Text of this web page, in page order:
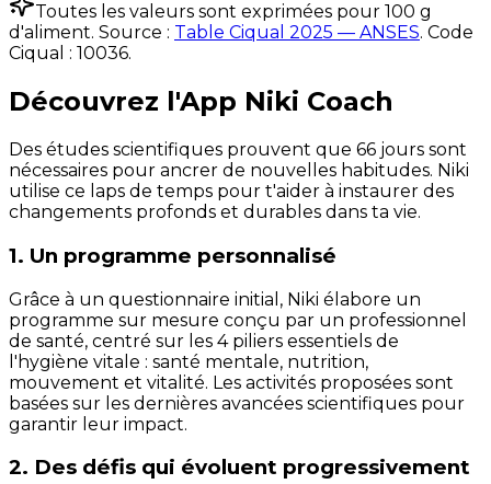
Toutes les valeurs sont exprimées pour 100 g
d'aliment. Source : Table Ciqual 2025 — ANSES. Code
Ciqual : 10036.
Découvrez l'App Niki Coach
Des études scientifiques prouvent que 66 jours sont
nécessaires pour ancrer de nouvelles habitudes. Niki
utilise ce laps de temps pour t'aider à instaurer des
changements profonds et durables dans ta vie.
1. Un programme personnalisé
Grâce à un questionnaire initial, Niki élabore un
programme sur mesure conçu par un professionnel
de santé, centré sur les 4 piliers essentiels de
l'hygiène vitale : santé mentale, nutrition,
mouvement et vitalité. Les activités proposées sont
basées sur les dernières avancées scientifiques pour
garantir leur impact.
2. Des défis qui évoluent progressivement